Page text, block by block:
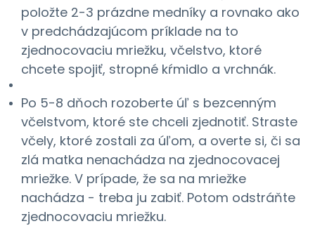
položte 2-3 prázdne medníky a rovnako ako
v predchádzajúcom príklade na to
zjednocovaciu mriežku, včelstvo, ktoré
chcete spojiť, stropné kŕmidlo a vrchnák.
Po 5-8 dňoch rozoberte úľ s bezcenným
včelstvom, ktoré ste chceli zjednotiť. Straste
včely, ktoré zostali za úľom, a overte si, či sa
zlá matka nenachádza na zjednocovacej
mriežke. V prípade, že sa na mriežke
nachádza - treba ju zabiť. Potom odstráňte
zjednocovaciu mriežku.